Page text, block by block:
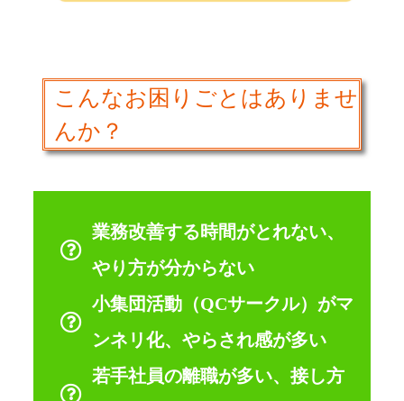
こんなお困りごとはありませ
んか？
業務改善する時間がとれない、
やり方が分からない
小集団活動（QCサークル）がマ
ンネリ化、やらされ感が多い
若手社員の離職が多い、接し方